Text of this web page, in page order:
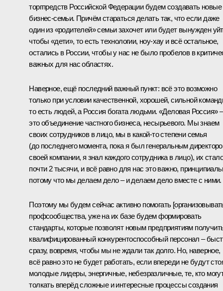
торгпредств Российской Федерации будем создавать новые
бизнес-семьи. Причём стараться делать так, что если даже
один из «родителей» семьи захочет или будет вынужден
чтобы «дети», то есть технологии, ноу-хау и всё остальное,
остались в России, чтобы у нас не было пробелов в
важных для нас областях.
Наверное, ещё последний важный пункт: всё это возможно
только при условии качественной, хорошей, сильной
то есть людей, а Россия богата людьми. «Деловая Россия» –
это объединение частного бизнеса, несырьевого. Мы знаем
своих сотрудников в лицо, мы в какой‑то степени семья
(до последнего момента, пока я был генеральным
своей компании, я знал каждого сотрудника в лицо), их стало
почти 2 тысячи, и всё равно для нас это важно,
потому что мы делаем дело – и делаем дело вместе с ними.
Поэтому мы будем сейчас активно помогать
профсообщества, уже на их базе будем формировать
стандарты, которые позволят новым предприятиям
квалифицированный конкурентоспособный персонал –
сразу, вовремя, чтобы мы не ждали так долго. Но, наверное,
всё равно это не будет работать, если впереди не будут
молодые лидеры, энергичные, небезразличные, те, кто
толкать вперёд сложные и интересные процессы создания